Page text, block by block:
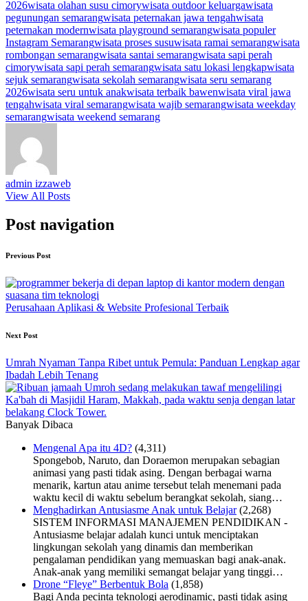
2026wisata olahan susu cimorywisata outdoor keluargawisata
pegunungan semarangwisata peternakan jawa tengahwisata
peternakan modernwisata playground semarangwisata populer
Instagram Semarangwisata proses susuwisata ramai semarangwisata
rombongan semarangwisata santai semarangwisata sapi perah
cimorywisata sapi perah semarangwisata satu lokasi lengkapwisata
sejuk semarangwisata sekolah semarangwisata seru semarang
2026wisata seru untuk anakwisata terbaik bawenwisata viral jawa
tengahwisata viral semarangwisata wajib semarangwisata weekday
semarangwisata weekend semarang
admin izzaweb
View All Posts
Post navigation
Previous Post
Perusahaan Aplikasi & Website Profesional Terbaik
Next Post
Umrah Nyaman Tanpa Ribet untuk Pemula: Panduan Lengkap agar
Ibadah Lebih Tenang
Banyak Dibaca
Mengenal Apa itu 4D? (4,311)
Spongebob, Naruto, dan Doraemon merupakan sebagian
animasi yang pasti tidak asing. Dengan berbagai warna
menarik, kartun atau anime tersebut telah menemani pada
waktu kecil di waktu sebelum berangkat sekolah, siang…
Menghadirkan Antusiasme Anak untuk Belajar (2,268)
SISTEM INFORMASI MANAJEMEN PENDIDIKAN -
Antusiasme belajar adalah kunci untuk menciptakan
lingkungan sekolah yang dinamis dan memberikan
pengalaman pendidikan yang memuaskan bagi anak-anak.
Anak-anak yang memiliki semangat belajar yang tinggi…
Drone “Fleye” Berbentuk Bola (1,858)
Bagi Anda pecinta teknologi aerodinamic, pasti tidak asing